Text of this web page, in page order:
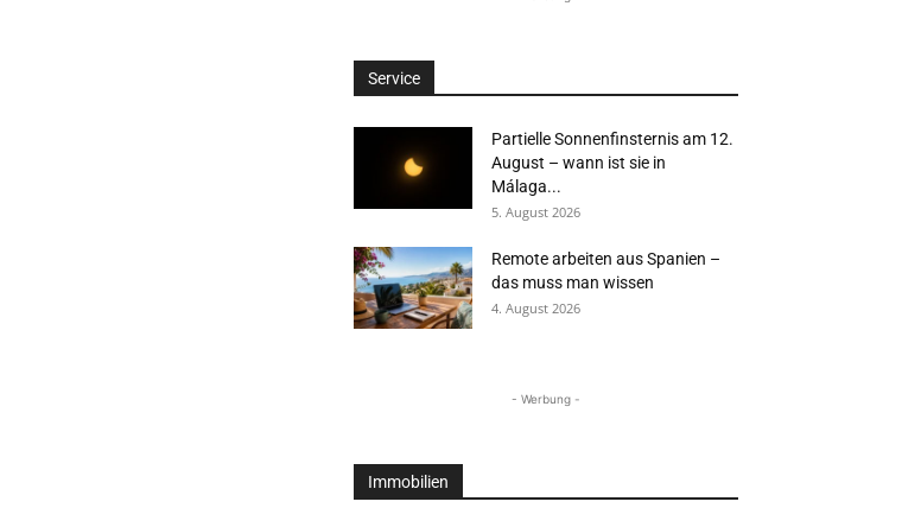
Service
Partielle Sonnenfinsternis am 12.
August – wann ist sie in
Málaga...
5. August 2026
Remote arbeiten aus Spanien –
das muss man wissen
4. August 2026
- Werbung -
Immobilien